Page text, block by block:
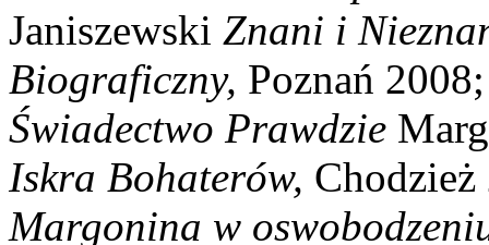
Janiszewski Znani i
Biograficzny, Poznań
Świadectwo Prawdzie
Iskra Bohaterów,
Margonina w